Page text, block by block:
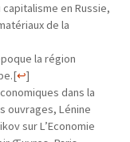
en Russie,
de la
la région
[↩]
dans la
ouvrages, Lénine
sur L’Economie